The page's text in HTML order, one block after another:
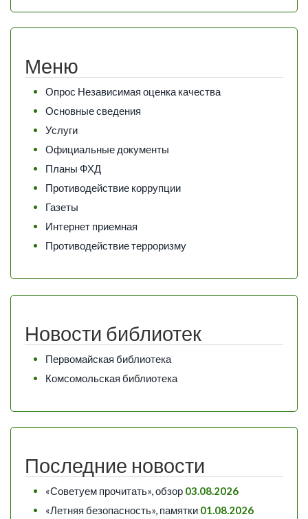
Меню
Опрос Независимая оценка качества
Основные сведения
Услуги
Официальные документы
Планы ФХД
Противодействие коррупции
Газеты
Интернет приемная
Противодействие терроризму
Новости библиотек
Первомайская библиотека
Комсомольская библиотека
Последние новости
«Советуем прочитать», обзор 03.08.2026
«Летняя безопасность», памятки 01.08.2026